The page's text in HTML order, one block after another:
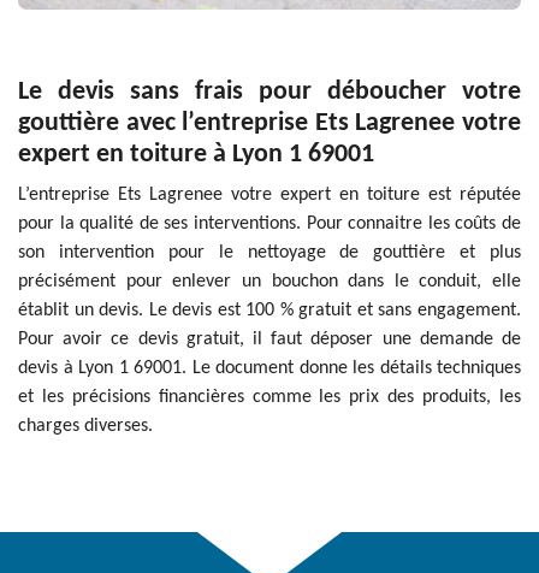
Le devis sans frais pour déboucher votre
gouttière avec l’entreprise Ets Lagrenee votre
expert en toiture à Lyon 1 69001
L’entreprise Ets Lagrenee votre expert en toiture est réputée
pour la qualité de ses interventions. Pour connaitre les coûts de
son intervention pour le nettoyage de gouttière et plus
précisément pour enlever un bouchon dans le conduit, elle
établit un devis. Le devis est 100 % gratuit et sans engagement.
Pour avoir ce devis gratuit, il faut déposer une demande de
devis à Lyon 1 69001. Le document donne les détails techniques
et les précisions financières comme les prix des produits, les
charges diverses.